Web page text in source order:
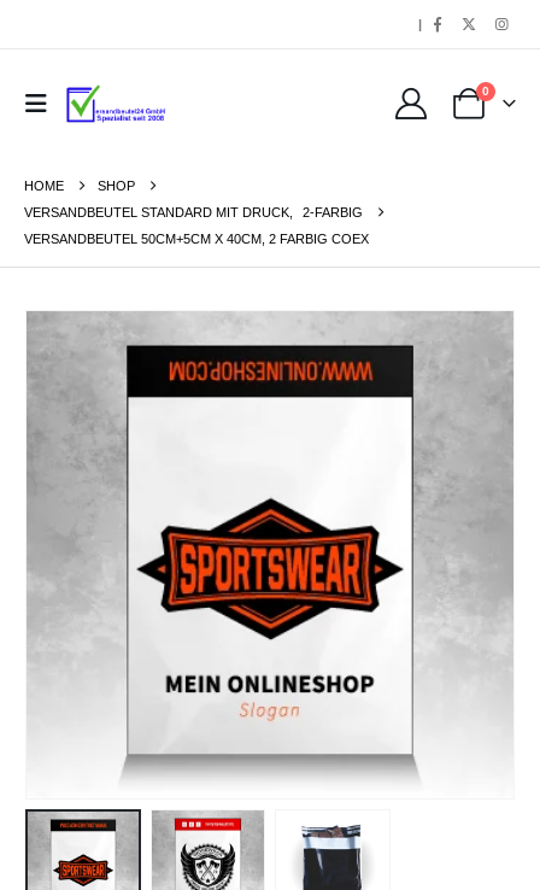
|
0
HOME
SHOP
VERSANDBEUTEL STANDARD MIT DRUCK
2-FARBIG
VERSANDBEUTEL 50CM+5CM X 40CM, 2 FARBIG COEX